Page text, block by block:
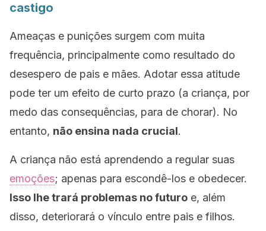
castigo
Ameaças e punições surgem com muita
frequência, principalmente como resultado do
desespero de pais e mães. Adotar essa atitude
pode ter um efeito de curto prazo (a criança, por
medo das consequências, para de chorar). No
entanto, não ensina nada crucial.
A criança não está aprendendo a regular suas
emoções; apenas para escondê-los e obedecer.
Isso lhe trará problemas no futuro e, além
disso, deteriorará o vínculo entre pais e filhos.